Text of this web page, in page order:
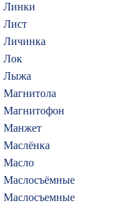
Линки
Лист
Личинка
Лок
Лыжа
Магнитола
Магнитофон
Манжет
Маслёнка
Масло
Маслосъёмные
Маслосъемные